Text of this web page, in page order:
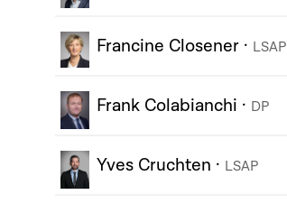
Francine Closener · LSAP
Frank Colabianchi · DP
Yves Cruchten · LSAP